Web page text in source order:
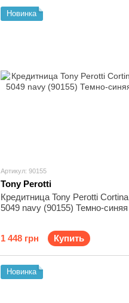
Новинка
Артикул: 90155
Tony Perotti
Кредитница Tony Perotti Cortina
5049 navy (90155) Темно-синяя
1 448 грн Купить
Новинка